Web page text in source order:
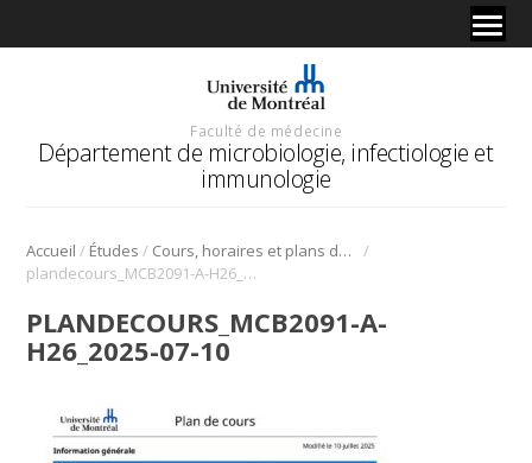
Faculté de médecine
Département de microbiologie, infectiologie et
immunologie
Accueil / Études / Cours, horaires et plans de cours
/
plandecours_MCB2091-A-H26_2025-07-10
PLANDECOURS_MCB2091-A-
H26_2025-07-10